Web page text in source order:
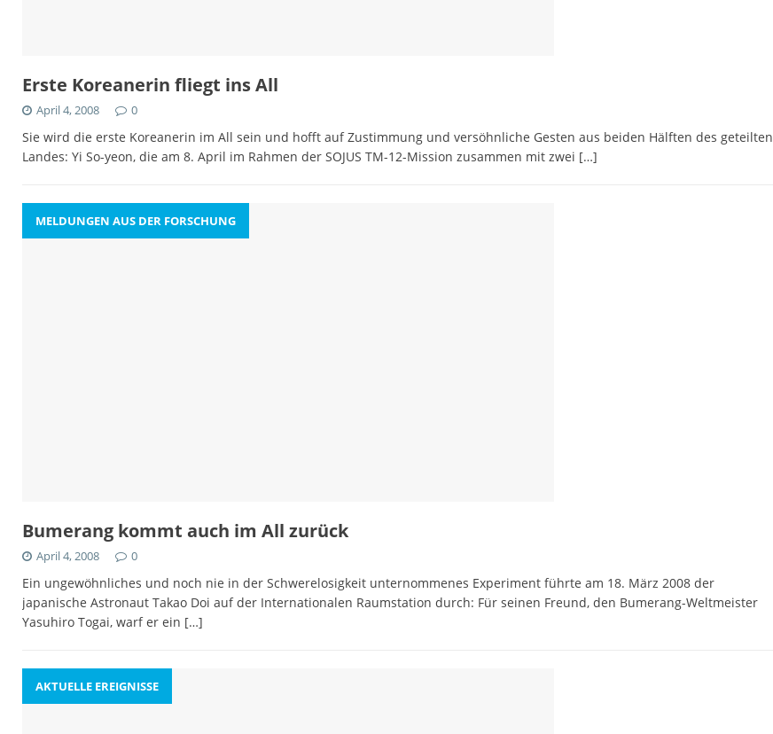
Erste Koreanerin fliegt ins All
April 4, 2008 0
Sie wird die erste Koreanerin im All sein und hofft auf Zustimmung und versöhnliche Gesten aus beiden Hälften des geteilten
Landes: Yi So-yeon, die am 8. April im Rahmen der SOJUS TM-12-Mission zusammen mit zwei […]
MELDUNGEN AUS DER FORSCHUNG
Bumerang kommt auch im All zurück
April 4, 2008 0
Ein ungewöhnliches und noch nie in der Schwerelosigkeit unternommenes Experiment führte am 18. März 2008 der
japanische Astronaut Takao Doi auf der Internationalen Raumstation durch: Für seinen Freund, den Bumerang-Weltmeister
Yasuhiro Togai, warf er ein […]
AKTUELLE EREIGNISSE